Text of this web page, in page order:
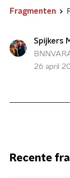
Fragmenten
Spijkers
26 april
Recente